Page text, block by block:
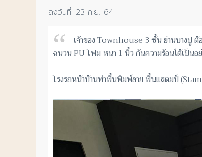
23 ก.ย. 64
เจ้าของ Townhouse 3 ชั้น ย่านบางปู ต้
ฉนวน PU โฟม หนา 1 นิ้ว กันความร้อนได้เป็นอ
โรงรถหน้าบ้านทำพื้นพิมพ์ลาย พื้นแสตมป์